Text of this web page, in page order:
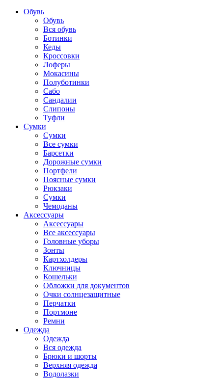
Обувь
Обувь
Вся обувь
Ботинки
Кеды
Кроссовки
Лоферы
Мокасины
Полуботинки
Сабо
Сандалии
Слипоны
Туфли
Сумки
Сумки
Все сумки
Барсетки
Дорожные сумки
Портфели
Поясные сумки
Рюкзаки
Сумки
Чемоданы
Аксессуары
Аксессуары
Все аксессуары
Головные уборы
Зонты
Картхолдеры
Ключницы
Кошельки
Обложки для документов
Очки солнцезащитные
Перчатки
Портмоне
Ремни
Одежда
Одежда
Вся одежда
Брюки и шорты
Верхняя одежда
Водолазки